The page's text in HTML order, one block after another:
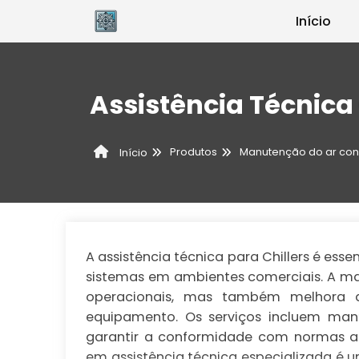
Início
Assistência
Início Produtos Manutenção do ar
A assistência técnica para Chillers é
sistemas em ambientes comerciais. A
operacionais, mas também
equipamento. Os serviços incluem
garantir a conformidade com normas